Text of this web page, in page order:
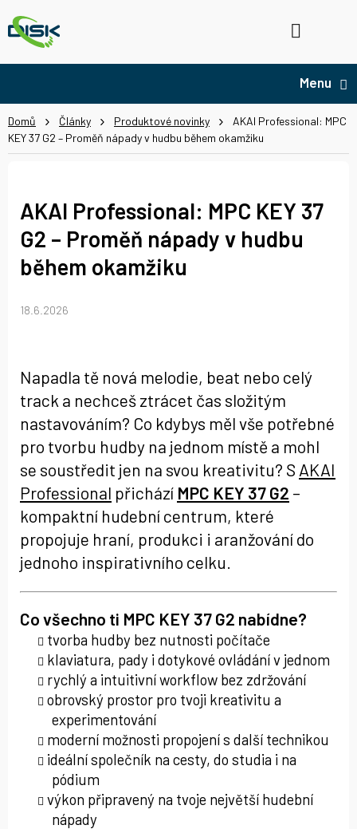
na
obsah
Domů Články Produktové novinky
AKAI Professional: MPC
KEY 37 G2 – Proměň nápady v hudbu během okamžiku
AKAI Professional: MPC KEY 37
G2 – Proměň nápady v hudbu
během okamžiku
18.6.2026
Napadla tě nová melodie, beat nebo celý
track a nechceš ztrácet čas složitým
nastavováním? Co kdybys měl vše potřebné
pro tvorbu hudby na jednom místě a mohl
se soustředit jen na svou kreativitu? S AKAI
Professional přichází MPC KEY 37 G2 –
kompaktní hudební centrum, které
propojuje hraní, produkci i aranžování do
jednoho inspirativního celku.
Co všechno ti MPC KEY 37 G2 nabídne?
tvorba hudby bez nutnosti počítače
klaviatura, pady i dotykové ovládání v jednom
rychlý a intuitivní workflow bez zdržování
obrovský prostor pro tvoji kreativitu a
experimentování
moderní možnosti propojení s další technikou
ideální společník na cesty, do studia i na
pódium
výkon připravený na tvoje největší hudební
nápady